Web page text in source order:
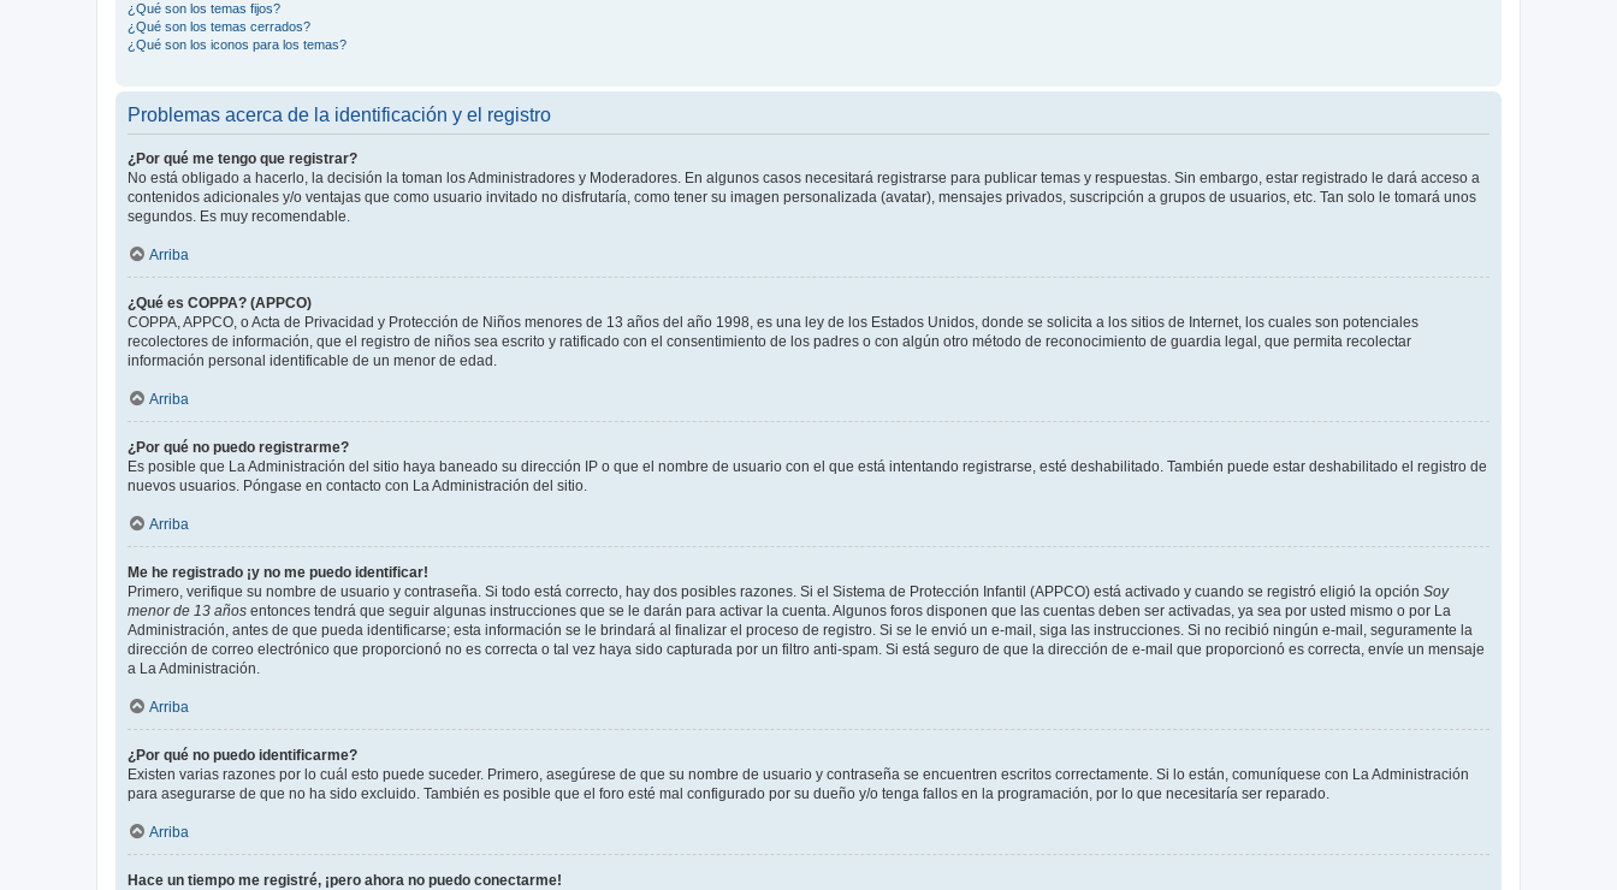
¿Qué son los temas fijos?
¿Qué son los temas cerrados?
¿Qué son los iconos para los temas?
Problemas acerca de la identificación y el registro
¿Por qué me tengo que registrar?
No está obligado a hacerlo, la decisión la toman los Administradores y Moderadores. En algunos casos necesitará registrarse para publicar temas y respuestas. Sin embargo, estar registrado le dará acceso a
contenidos adicionales y/o ventajas que como usuario invitado no disfrutaría, como tener su imagen personalizada (avatar), mensajes privados, suscripción a grupos de usuarios, etc. Tan solo le tomará unos
segundos. Es muy recomendable.
Arriba
¿Qué es COPPA? (APPCO)
COPPA, APPCO, o Acta de Privacidad y Protección de Niños menores de 13 años del año 1998, es una ley de los Estados Unidos, donde se solicita a los sitios de Internet, los cuales son potenciales
recolectores de información, que el registro de niños sea escrito y ratificado con el consentimiento de los padres o con algún otro método de reconocimiento de guardia legal, que permita recolectar
información personal identificable de un menor de edad.
Arriba
¿Por qué no puedo registrarme?
Es posible que La Administración del sitio haya baneado su dirección IP o que el nombre de usuario con el que está intentando registrarse, esté deshabilitado. También puede estar deshabilitado el registro de
nuevos usuarios. Póngase en contacto con La Administración del sitio.
Arriba
Me he registrado ¡y no me puedo identificar!
Primero, verifique su nombre de usuario y contraseña. Si todo está correcto, hay dos posibles razones. Si el Sistema de Protección Infantil (APPCO) está activado y cuando se registró eligió la opción Soy
menor de 13 años entonces tendrá que seguir algunas instrucciones que se le darán para activar la cuenta. Algunos foros disponen que las cuentas deben ser activadas, ya sea por usted mismo o por La
Administración, antes de que pueda identificarse; esta información se le brindará al finalizar el proceso de registro. Si se le envió un e-mail, siga las instrucciones. Si no recibió ningún e-mail, seguramente la
dirección de correo electrónico que proporcionó no es correcta o tal vez haya sido capturada por un filtro anti-spam. Si está seguro de que la dirección de e-mail que proporcionó es correcta, envíe un mensaje
a La Administración.
Arriba
¿Por qué no puedo identificarme?
Existen varias razones por lo cuál esto puede suceder. Primero, asegúrese de que su nombre de usuario y contraseña se encuentren escritos correctamente. Si lo están, comuníquese con La Administración
para asegurarse de que no ha sido excluido. También es posible que el foro esté mal configurado por su dueño y/o tenga fallos en la programación, por lo que necesitaría ser reparado.
Arriba
Hace un tiempo me registré, ¡pero ahora no puedo conectarme!